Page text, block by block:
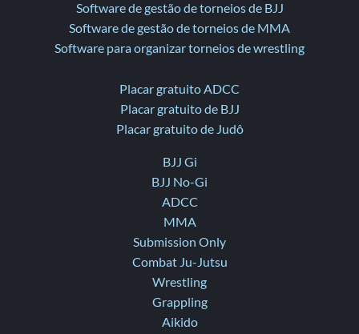
Software de gestão de torneios de BJJ
Software de gestão de torneios de MMA
Software para organizar torneios de wrestling
Placar gratuito ADCC
Placar gratuito de BJJ
Placar gratuito de Judô
BJJ Gi
BJJ No-Gi
ADCC
MMA
Submission Only
Combat Ju-Jutsu
Wrestling
Grappling
Aikido